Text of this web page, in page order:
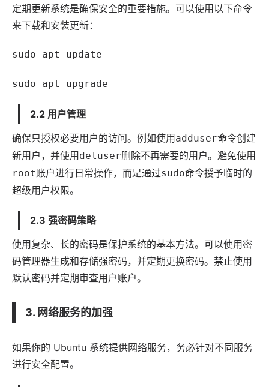
定期更新系统是确保安全的重要措施。可以使用以下命令
来下载和安装更新：
sudo apt update
sudo apt upgrade
2.2 用户管理
确保只授权必要用户的访问。例如使用adduser命令创建
新用户，并使用deluser删除不再需要的用户。避免使用
root账户进行日常操作，而是通过sudo命令授予临时的
超级用户权限。
2.3 强密码策略
使用复杂、长的密码是保护系统的基本方法。可以使用密
码管理器生成和存储强密码，并定期更换密码。禁止使用
默认密码并定期审查用户账户。
3. 网络服务的加强
如果你的 Ubuntu 系统提供网络服务，务必针对不同服务
进行安全配置。